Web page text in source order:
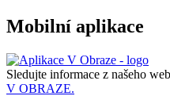
Mobilní aplikace
Sledujte informace z našeho
V OBRAZE.